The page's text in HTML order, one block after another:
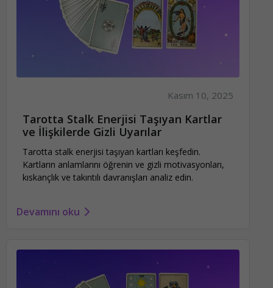
Kasım 10, 2025
Tarotta Stalk Enerjisi Taşıyan Kartlar
ve İlişkilerde Gizli Uyarılar
Tarotta stalk enerjisi taşıyan kartları keşfedin.
Kartların anlamlarını öğrenin ve gizli motivasyonları,
kıskançlık ve takıntılı davranışları analiz edin.
Devamını oku